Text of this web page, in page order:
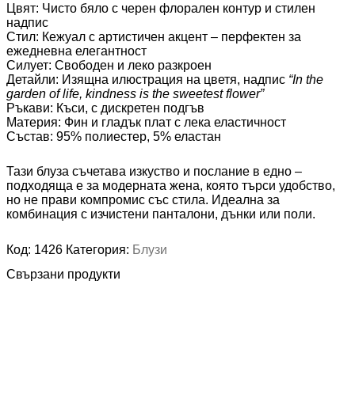
Цвят: Чисто бяло с черен флорален контур и стилен
надпис
Стил: Кежуал с артистичен акцент – перфектен за
ежедневна елегантност
Силует: Свободен и леко разкроен
Детайли: Изящна илюстрация на цветя, надпис “In the
garden of life, kindness is the sweetest flower”
Ръкави: Къси, с дискретен подгъв
Материя: Фин и гладък плат с лека еластичност
Състав: 95% полиестер, 5% еластан
Тази блуза съчетава изкуство и послание в едно –
подходяща е за модерната жена, която търси удобство,
но не прави компромис със стила. Идеална за
комбинация с изчистени панталони, дънки или поли.
Код: 1426 Категория: Блузи
Свързани продукти